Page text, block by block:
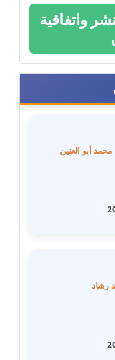
واتفاقية
أبو العنين
رشاد